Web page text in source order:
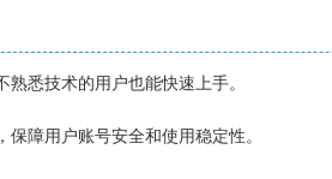
悉技术的用户也能快速上手。
障用户账号安全和使用稳定性。